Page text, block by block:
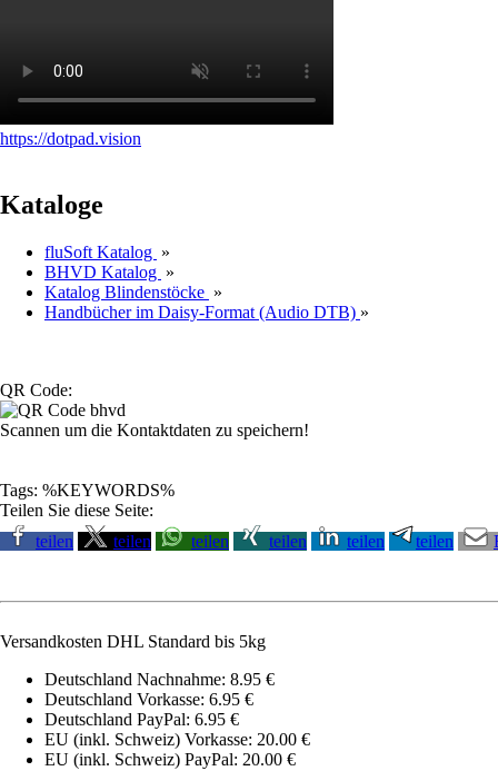
https://dotpad.vision
Kataloge
fluSoft Katalog »
BHVD Katalog »
Katalog Blindenstöcke »
Handbücher im Daisy-Format (Audio DTB) »
QR Code:
Scannen um die Kontaktdaten zu speichern!
Tags: %KEYWORDS%
Teilen Sie diese Seite:
teilen
teilen teilen teilen teilen teilen
Versandkosten DHL Standard bis 5kg
Deutschland Nachnahme: 8.95 €
Deutschland Vorkasse: 6.95 €
Deutschland PayPal: 6.95 €
EU (inkl. Schweiz) Vorkasse: 20.00 €
EU (inkl. Schweiz) PayPal: 20.00 €